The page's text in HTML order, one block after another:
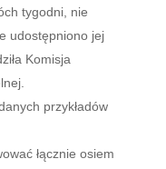
tygodni, nie
udostępniono jej
Komisja
przykładów
łącznie osiem